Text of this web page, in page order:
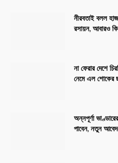
নীরবতাই বলল
রসায়ন, আবারও
না ফেরার দেশে
নেমে এল শোকের
অন্নপূর্ণা
পাবেন, নতুন